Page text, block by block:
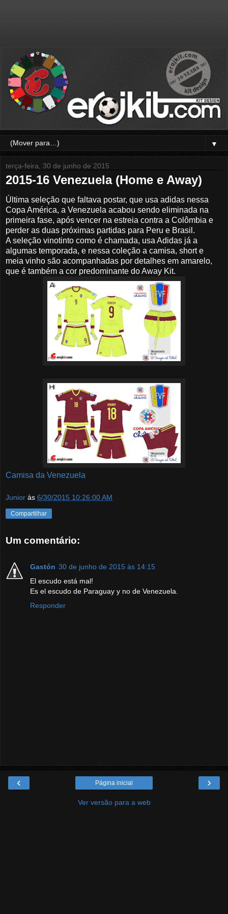
▼
terça-feira, 30 de junho de 2015
2015-16 Venezuela (Home e Away)
Última seleção que faltava postar, que usa adidas nessa
Copa América, a Venezuela acabou sendo eliminada na
primeira fase, após vencer na estreia contra a Colômbia e
perder as duas próximas partidas para Peru e Brasil.
A seleção vinotinto como é chamada, usa Adidas já a
algumas temporada, e nessa coleção a camisa, short e
meia vinho são acompanhadas por detalhes em amarelo,
que é também a cor predominante do Away Kit.
Camisa da Venezuela
Junior às 6/30/2015 10:26:00 AM
Compartilhar
Um comentário:
Gastón 30 de junho de 2015 às 14:15
El escudo está mal!
Es el escudo de Paraguay y no de Venezuela.
Responder
‹ ›
Página inicial
Ver versão para a web